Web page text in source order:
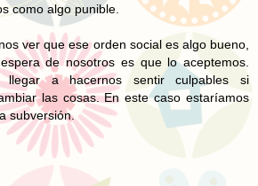
como algo punible.
ver que ese orden social es algo bueno,
de nosotros es que lo aceptemos.
llegar a hacernos sentir culpables si
las cosas. En este caso estaríamos
subversión.